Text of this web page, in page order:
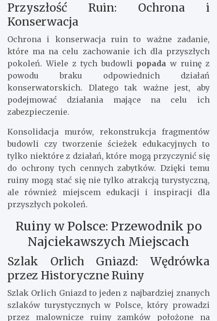
Przyszłość Ruin: Ochrona i
Konserwacja
Ochrona i konserwacja ruin to ważne zadanie,
które ma na celu zachowanie ich dla przyszłych
pokoleń. Wiele z tych budowli popada w ruinę z
powodu braku odpowiednich działań
konserwatorskich. Dlatego tak ważne jest, aby
podejmować działania mające na celu ich
zabezpieczenie.
Konsolidacja murów, rekonstrukcja fragmentów
budowli czy tworzenie ścieżek edukacyjnych to
tylko niektóre z działań, które mogą przyczynić się
do ochrony tych cennych zabytków. Dzięki temu
ruiny mogą stać się nie tylko atrakcją turystyczną,
ale również miejscem edukacji i inspiracji dla
przyszłych pokoleń.
Ruiny w Polsce: Przewodnik po
Najciekawszych Miejscach
Szlak Orlich Gniazd: Wędrówka
przez Historyczne Ruiny
Szlak Orlich Gniazd to jeden z najbardziej znanych
szlaków turystycznych w Polsce, który prowadzi
przez malownicze ruiny zamków położone na